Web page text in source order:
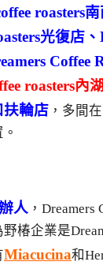
roasters南
光復店
Coffee
roasters內
扶輪店 ，多間
人 ，
椿企業是
Miacucina和